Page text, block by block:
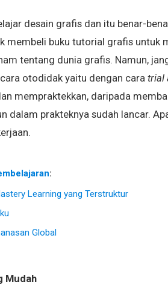
desain grafis dan itu benar-
membeli buku tutorial grafis untuk
tentang dunia grafis. Namun,
otodidak yaitu dengan cara trial
mempraktekkan, daripada
dalam prakteknya sudah lancar.
:
Learning yang Terstruktur
Global
Mudah